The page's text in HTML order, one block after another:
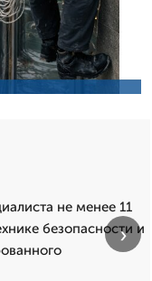
не менее 11
безопасности и
›